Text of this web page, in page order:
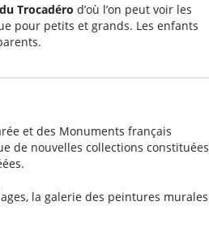
Trocadéro d’où l’on peut voir les
pour petits et grands. Les enfants
et des Monuments français
de nouvelles collections constituées
la galerie des peintures murales